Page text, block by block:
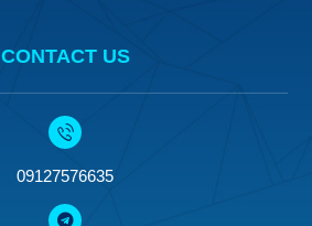
CONTACT US
09127576635